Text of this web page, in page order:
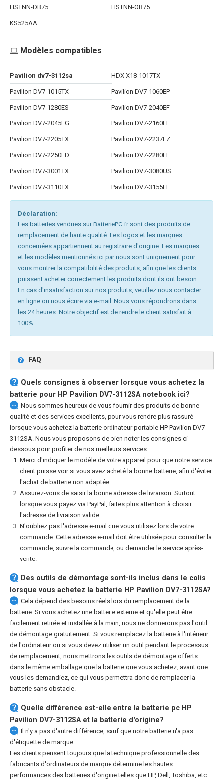
HSTNN-DB75 HSTNN-OB75
KS525AA
Modèles compatibles
Pavilion dv7-3112sa HDX X18-1017TX
Pavilion DV7-1015TX Pavilion DV7-1060EP
Pavilion DV7-1280ES Pavilion DV7-2040EF
Pavilion DV7-2045EG Pavilion DV7-2160EF
Pavilion DV7-2205TX Pavilion DV7-2237EZ
Pavilion DV7-2250ED Pavilion DV7-2280EF
Pavilion DV7-3001TX Pavilion DV7-3080US
Pavilion DV7-3110TX Pavilion DV7-3155EL
Déclaration:
Les batteries vendues sur BatteriePC.fr sont des produits de
remplacement de haute qualité. Les logos et les marques
concernées appartiennent au registraire d'origine. Les marques
et les modèles mentionnés ici par nous sont uniquement pour
vous montrer la compatibilité des produits, afin que les clients
puissent acheter correctement les produits dont ils ont besoin.
En cas d'insatisfaction sur nos produits, veuillez nous contacter
en ligne ou nous écrire via e-mail. Nous vous répondrons dans
les 24 heures. Notre objectif est de rendre le client satisfait à
100%.
FAQ
Quels consignes à observer lorsque vous achetez la
batterie pour HP Pavilion DV7-3112SA notebook ici?
Nous sommes heureux de vous fournir des produits de bonne
qualité et des services excellents, pour vous rendre plus rassuré
lorsque vous achetez la batterie ordinateur portable HP Pavilion DV7-
3112SA. Nous vous proposons de bien noter les consignes ci-
dessous pour profiter de nos meilleurs services.
Merci d'indiquer le modèle de votre appareil pour que notre service
client puisse voir si vous avez acheté la bonne batterie, afin d'éviter
l'achat de batterie non adaptée.
Assurez-vous de saisir la bonne adresse de livraison. Surtout
lorsque vous payez via PayPal, faites plus attention à choisir
l'adresse de livraison valide.
N'oubliez pas l'adresse e-mail que vous utilisez lors de votre
commande. Cette adresse e-mail doit être utilisée pour consulter la
commande, suivre la commande, ou demander le service après-
vente.
Des outils de démontage sont-ils inclus dans le colis
lorsque vous achetez la batterie HP Pavilion DV7-3112SA?
Cela dépend des besoins réels lors du remplacement de la
batterie. Si vous achetez une batterie externe et qu'elle peut être
facilement retirée et installée à la main, nous ne donnerons pas l'outil
de démontage gratuitement. Si vous remplacez la batterie à l'intérieur
de l'ordinateur ou si vous devez utiliser un outil pendant le processus
de remplacement, nous mettrons les outils de démontage offerts
dans le même emballage que la batterie que vous achetez, avant que
vous les demandiez, ce qui vous permettra donc de remplacer la
batterie sans obstacle.
Quelle différence est-elle entre la batterie pc HP
Pavilion DV7-3112SAet la batterie d'origine?
Il n'y a pas d'autre différence, sauf que notre batterie n'a pas
d'étiquette de marque.
Les clients pensent toujours que la technique professionnelle des
fabricants d'ordinateurs de marque détermine les hautes
performances des batteries d'origine telles que HP, Dell, Toshiba, etc.